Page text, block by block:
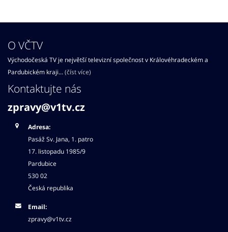
O VČTV
Východočeská TV je největší televizní společnost v Královéhradeckém a
Pardubickém kraji... (číst více)
Kontaktujte nás
zpravy@v1tv.cz
Adresa:
Pasáž Sv. Jana, 1. patro
17. listopadu 1985/9
Pardubice
530 02
Česká republika
Email:
zpravy@v1tv.cz